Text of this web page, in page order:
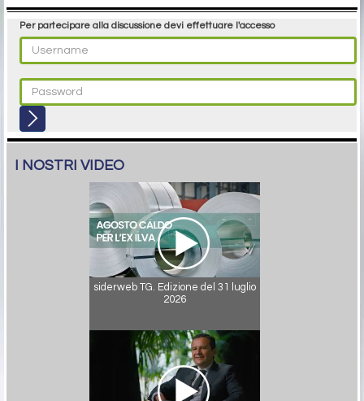
Per partecipare alla discussione devi effettuare l'accesso
I NOSTRI VIDEO
siderweb TG. Edizione del 31 luglio
2026